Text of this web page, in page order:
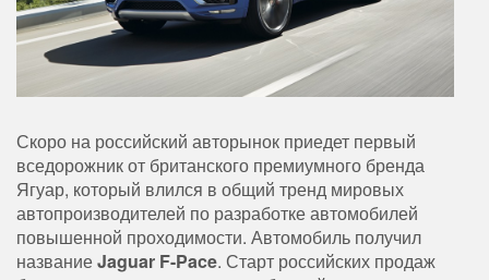
Скоро на российский авторынок приедет первый
вседорожник от британского премиумного бренда
Ягуар, который влился в общий тренд мировых
автопроизводителей по разработке автомобилей
повышенной проходимости. Автомобиль получил
названиеJaguar F-Pace. Старт российских продаж